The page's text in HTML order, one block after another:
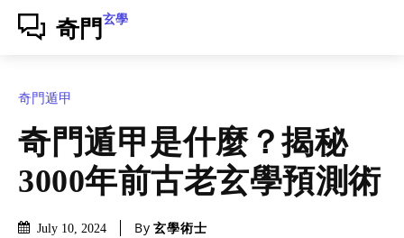
奇門 玄學
奇門遁甲
奇門遁甲是什麼？揭秘
3000年前古老玄學預測術
July 10, 2024 By 玄學術士